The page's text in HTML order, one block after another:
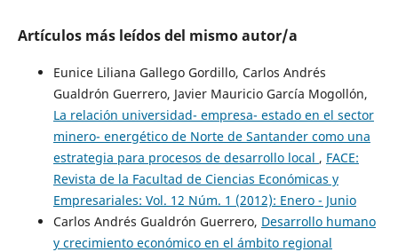
Artículos más leídos del mismo autor/a
Eunice Liliana Gallego Gordillo, Carlos Andrés
Gualdrón Guerrero, Javier Mauricio García Mogollón,
La relación universidad- empresa- estado en el sector
minero- energético de Norte de Santander como una
estrategia para procesos de desarrollo local , FACE:
Revista de la Facultad de Ciencias Económicas y
Empresariales: Vol. 12 Núm. 1 (2012): Enero - Junio
Carlos Andrés Gualdrón Guerrero, Desarrollo humano
y crecimiento económico en el ámbito regional